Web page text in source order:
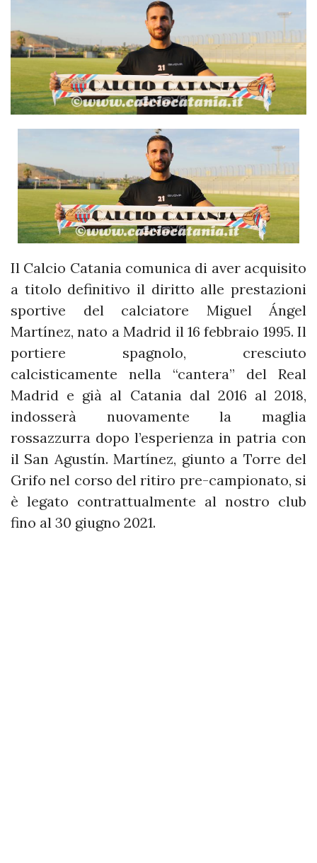
Il Calcio Catania comunica di aver acquisito
a titolo definitivo il diritto alle prestazioni
sportive del calciatore Miguel Ángel
Martínez, nato a Madrid il 16 febbraio 1995. Il
portiere spagnolo, cresciuto
calcisticamente nella “cantera” del Real
Madrid e già al Catania dal 2016 al 2018,
indosserà nuovamente la maglia
rossazzurra dopo l’esperienza in patria con
il San Agustín. Martínez, giunto a Torre del
Grifo nel corso del ritiro pre-campionato, si
è legato contrattualmente al nostro club
fino al 30 giugno 2021.